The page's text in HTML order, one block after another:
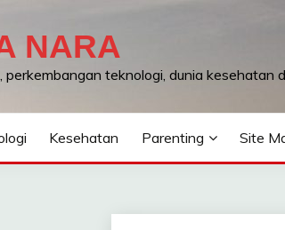
NARA
teknologi, dunia kesehatan
Kesehatan Parenting Site